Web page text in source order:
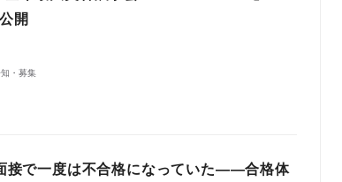
開
・募集
接で一度は不合格になっていた——合格体